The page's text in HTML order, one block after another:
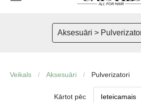
Aksesuāri >
Veikals Aksesuāri Pulverizatori
Kārtot pēc